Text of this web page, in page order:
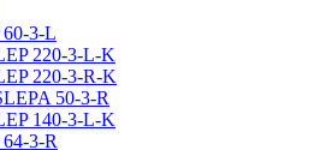
3-L
220-3-L-K
220-3-R-K
50-3-R
140-3-L-K
3-R